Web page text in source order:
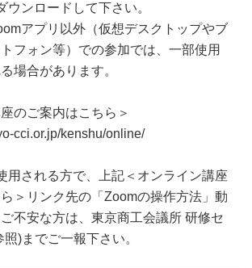
ウンロードして下さい。
アプリ以外（仮想デスクトップやブ
フォン等）での参加では、一部使用
場合があります。
のご案内はこちら＞
cci.or.jp/kenshu/online/
用される方で、上記＜オンライン講座
＞リンク先の「Zoomの操作方法」動
不安な方は、東京商工会議所 研修セ
)までご一報下さい。